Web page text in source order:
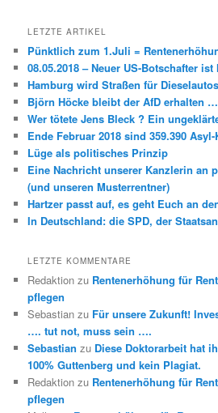
LETZTE ARTIKEL
Pünktlich zum 1.Juli =
08.05.2018 – Neuer US-Botschafter
Hamburg wird Straßen für
Björn Höcke bleibt der AfD erhalten
Wer tötete Jens Bleck ? Ein
Ende Februar 2018 sind 359.390
Lüge als politisches Prinzip
Eine Nachricht unserer Kanzlerin an
(und unseren Musterrentner)
Hartzer passt auf, es geht Euch an
In Deutschland: die SPD, der
LETZTE KOMMENTARE
Redaktion zu Rentenerhöhung für
pflegen
Sebastian zu Für unsere Zukunft!
…. tut not, muss sein ….
Sebastian zu Diese Doktorarbeit hat
100% Guttenberg und kein Plagiat.
Redaktion zu Rentenerhöhung für
pflegen